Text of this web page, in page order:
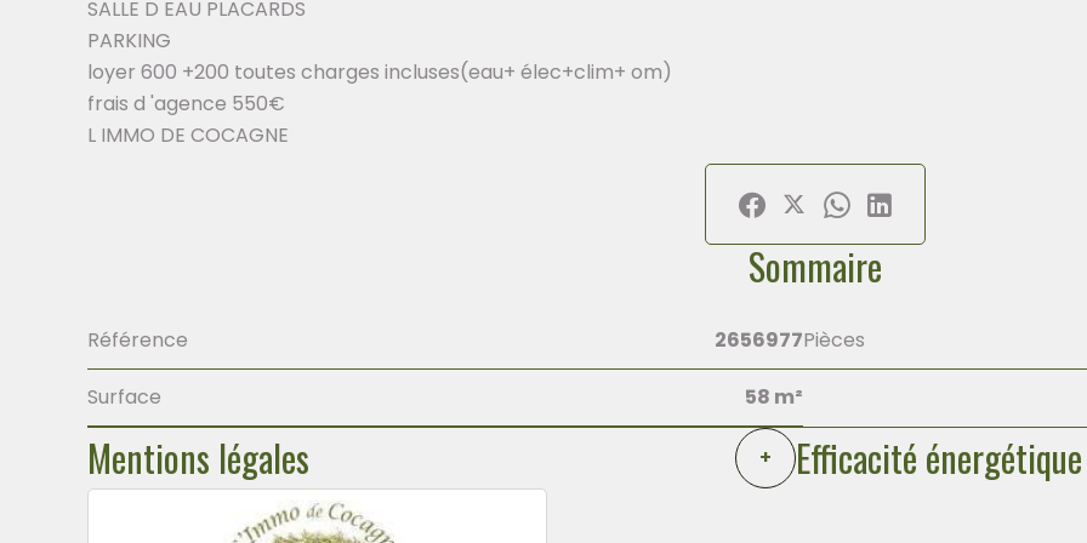
SALLE D EAU PLACARDS
PARKING
loyer 600 +200 toutes charges incluses(eau+ élec+clim+ om)
frais d 'agence 550€
L IMMO DE COCAGNE
Sommaire
Référence 2656977Pièces
Surface 58 m²
Mentions légales + Efficacité énergétique